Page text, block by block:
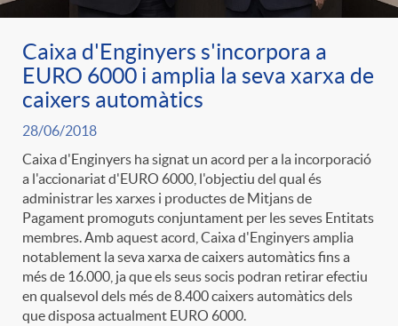
Caixa d'Enginyers s'incorpora a
EURO 6000 i amplia la seva xarxa de
caixers automàtics
28/06/2018
Caixa d'Enginyers ha signat un acord per a la incorporació
a l'accionariat d'EURO 6000, l'objectiu del qual és
administrar les xarxes i productes de Mitjans de
Pagament promoguts conjuntament per les seves Entitats
membres. Amb aquest acord, Caixa d'Enginyers amplia
notablement la seva xarxa de caixers automàtics fins a
més de 16.000, ja que els seus socis podran retirar efectiu
en qualsevol dels més de 8.400 caixers automàtics dels
que disposa actualment EURO 6000.